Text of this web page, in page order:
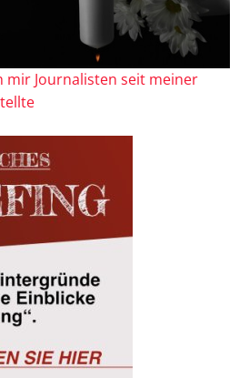
mir Journalisten seit meiner